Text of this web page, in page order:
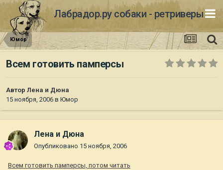
Лабрадор.ру собаки - ретриверы
Юмор
Всем готовить памперсы
Автор Лена и Дюна
15 ноября, 2006 в Юмор
Лена и Дюна
Опубликовано 15 ноября, 2006
Всем готовить памперсы, потом читать